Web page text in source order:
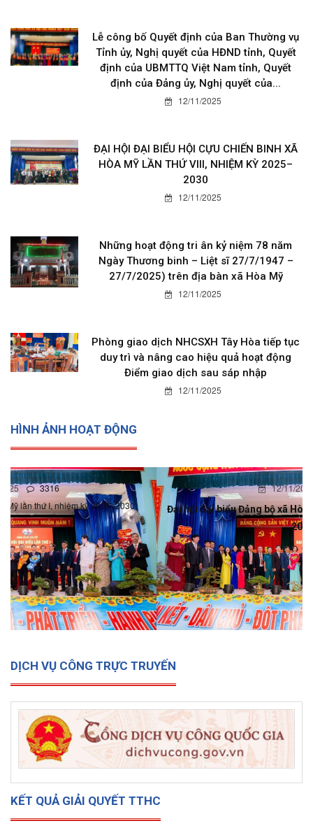
Lễ công bố Quyết định của Ban Thường vụ
Tỉnh ủy, Nghị quyết của HĐND tỉnh, Quyết
định của UBMTTQ Việt Nam tỉnh, Quyết
định của Đảng ủy, Nghị quyết của...
12/11/2025
ĐẠI HỘI ĐẠI BIỂU HỘI CỰU CHIẾN BINH XÃ
HÒA MỸ LẦN THỨ VIII, NHIỆM KỲ 2025–
2030
12/11/2025
Những hoạt động tri ân kỷ niệm 78 năm
Ngày Thương binh – Liệt sĩ 27/7/1947 –
27/7/2025) trên địa bàn xã Hòa Mỹ
12/11/2025
Phòng giao dịch NHCSXH Tây Hòa tiếp tục
duy trì và nâng cao hiệu quả hoạt động
Điểm giao dịch sau sáp nhập
12/11/2025
HÌNH ẢNH HOẠT ĐỘNG
12/11/2025 0
Đại hội đại biểu Đảng bộ xã Hòa Mỹ lần thứ I, nhiệm kỳ 2025-
2030
DỊCH VỤ CÔNG TRỰC TRUYẾN
KẾT QUẢ GIẢI QUYẾT TTHC